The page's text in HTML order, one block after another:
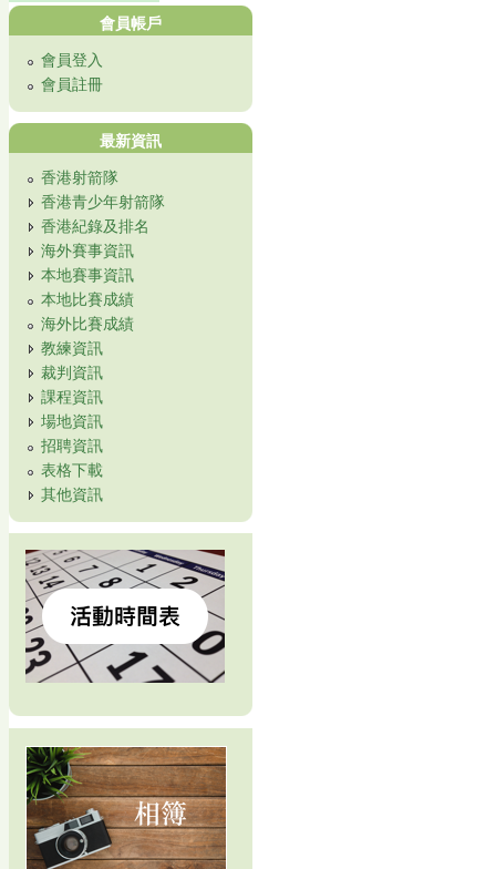
會員帳戶
會員登入
會員註冊
最新資訊
香港射箭隊
香港青少年射箭隊
香港紀錄及排名
海外賽事資訊
本地賽事資訊
本地比賽成績
海外比賽成績
教練資訊
裁判資訊
課程資訊
場地資訊
招聘資訊
表格下載
其他資訊